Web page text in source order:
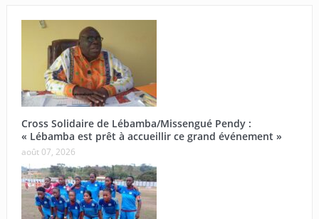
Cross Solidaire de Lébamba/Missengué Pendy :
« Lébamba est prêt à accueillir ce grand événement »
août 07, 2026